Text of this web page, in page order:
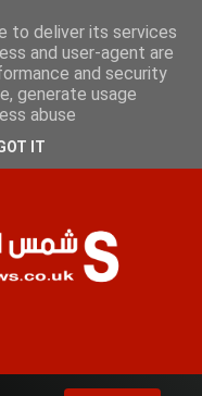
السبت 8 أغسطس
الصفحات
to deliver its services
and user-agent are
and security
generate usage
abuse.
IT